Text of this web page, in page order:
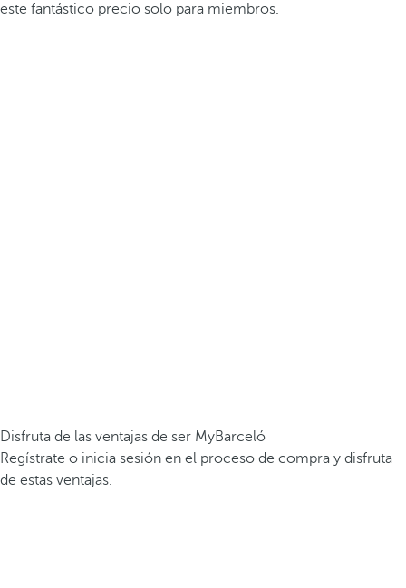
este fantástico precio solo para miembros.
Disfruta de las ventajas de ser MyBarceló
Regístrate o inicia sesión en el proceso de compra y disfruta
de estas ventajas.